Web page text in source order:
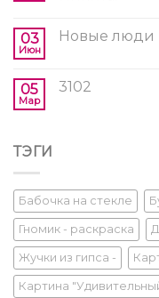
03
Июн
Новые люди
05
Мар
3102
ТЭГИ
Бабочка на стекле
Гномик - раскраска
Жучки из гипса -
Картина